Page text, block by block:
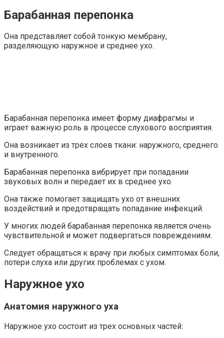
Барабанная перепонка
Она представляет собой тонкую мембрану,
разделяющую наружное и среднее ухо.
Барабанная перепонка имеет форму диафрагмы и
играет важную роль в процессе слухового восприятия.
Она возникает из трех слоев ткани: наружного, среднего
и внутренного.
Барабанная перепонка вибрирует при попадании
звуковых волн и передает их в среднее ухо.
Она также помогает защищать ухо от внешних
воздействий и предотвращать попадание инфекций.
У многих людей барабанная перепонка является очень
чувствительной и может подвергаться повреждениям.
Следует обращаться к врачу при любых симптомах боли,
потери слуха или других проблемах с ухом.
Наружное ухо
Анатомия наружного уха
Наружное ухо состоит из трех основных частей: